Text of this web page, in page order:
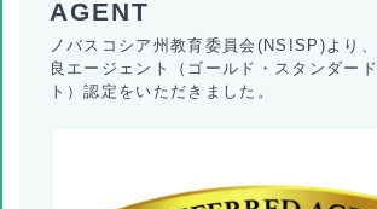
ノバスコシア州教育委員会(NSISP)より
良エージェント（ゴールド・スタンダー
ト）認定をいただきました。